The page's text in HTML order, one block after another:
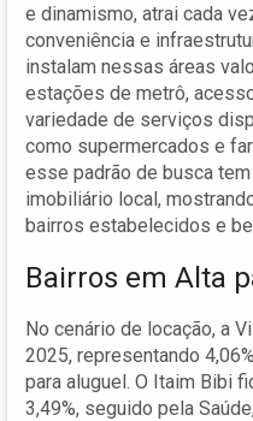
e dinamismo, atrai cada
conveniência e
instalam nessas áreas
estações de metrô,
variedade de serviços
como supermercados e
esse padrão de busca
imobiliário local,
bairros estabelecidos e
Bairros em Alta
No cenário de locação, a
2025, representando
para aluguel. O Itaim Bibi
3,49%, seguido pela